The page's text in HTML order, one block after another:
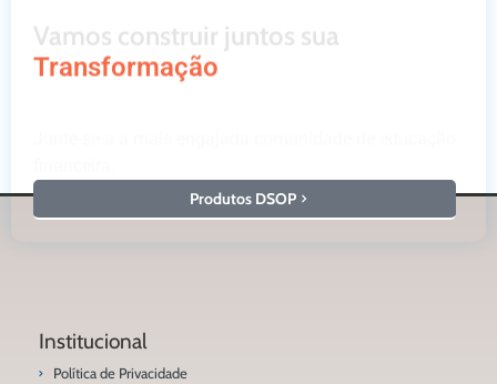
Vamos construir juntos sua
Transformação
Produtos DSOP
Institucional
Política de Privacidade